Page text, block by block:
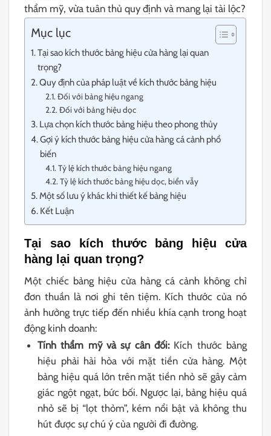
thẩm mỹ, vừa tuân thủ quy định và mang lại tài lộc?
Mục lục
Tại sao kích thước bảng hiệu cửa hàng lại quan
trọng?
Quy định của pháp luật về kích thước bảng hiệu
Đối với bảng hiệu ngang
Đối với bảng hiệu dọc
Lựa chọn kích thước bảng hiệu theo phong thủy
Gợi ý kích thước bảng hiệu cửa hàng cá cảnh phổ
biến
Tỷ lệ kích thước bảng hiệu ngang
Tỷ lệ kích thước bảng hiệu dọc, biển vẫy
Một số lưu ý khác khi thiết kế bảng hiệu
Kết Luận
Tại sao kích thước bảng hiệu cửa
hàng lại quan trọng?
Một chiếc bảng hiệu cửa hàng cá cảnh không chỉ
đơn thuần là nơi ghi tên tiệm. Kích thước của nó
ảnh hưởng trực tiếp đến nhiều khía cạnh trong hoạt
động kinh doanh:
Tính thẩm mỹ và sự cân đối:Kích thước bảng
hiệu phải hài hòa với mặt tiền cửa hàng. Một
bảng hiệu quá lớn trên mặt tiền nhỏ sẽ gây cảm
giác ngột ngạt, bức bối. Ngược lại, bảng hiệu quá
nhỏ sẽ bị “lọt thỏm”, kém nổi bật và không thu
hút được sự chú ý của người đi đường.